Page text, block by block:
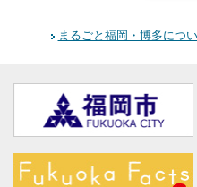
まるごと福岡・博多につ